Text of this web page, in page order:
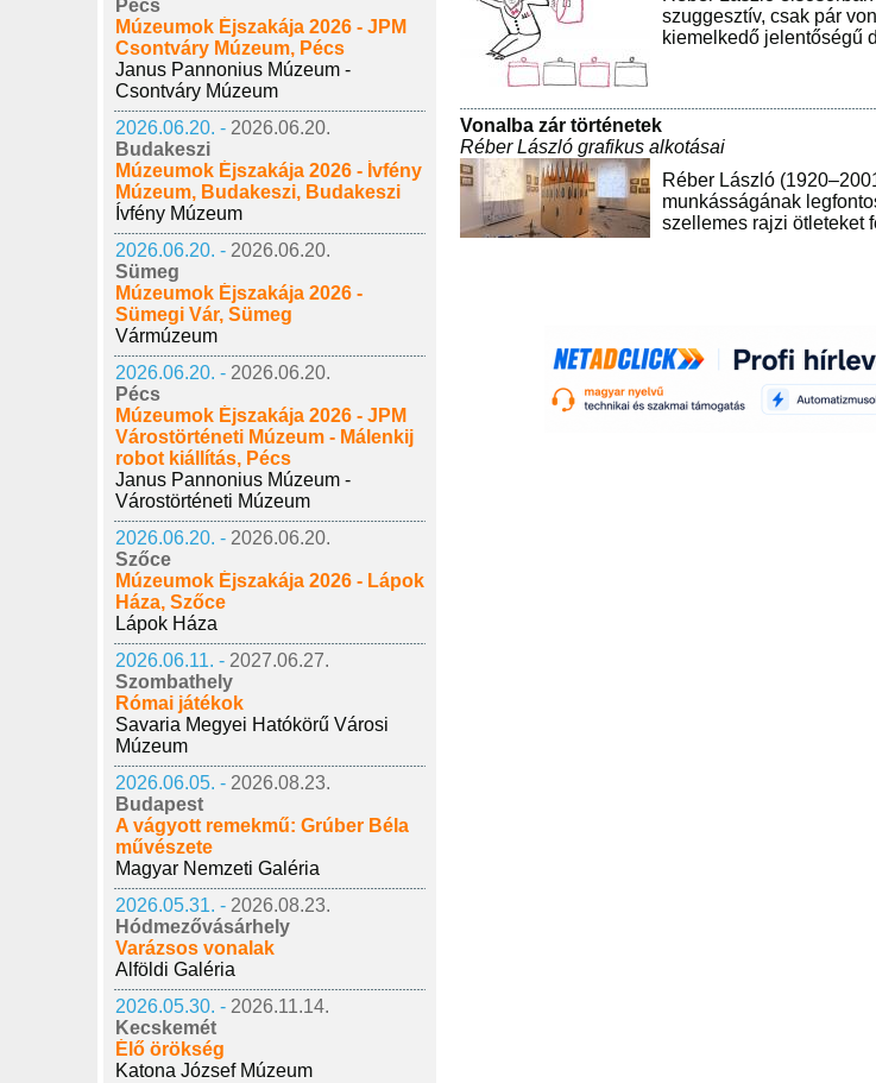
Pécs
Múzeumok Éjszakája 2026 - JPM
Csontváry Múzeum, Pécs
Janus Pannonius Múzeum -
Csontváry Múzeum
2026.06.20. - 2026.06.20.
Budakeszi
Múzeumok Éjszakája 2026 - Ívfény
Múzeum, Budakeszi, Budakeszi
Ívfény Múzeum
2026.06.20. - 2026.06.20.
Sümeg
Múzeumok Éjszakája 2026 -
Sümegi Vár, Sümeg
Vármúzeum
2026.06.20. - 2026.06.20.
Pécs
Múzeumok Éjszakája 2026 - JPM
Várostörténeti Múzeum - Málenkij
robot kiállítás, Pécs
Janus Pannonius Múzeum -
Várostörténeti Múzeum
2026.06.20. - 2026.06.20.
Szőce
Múzeumok Éjszakája 2026 - Lápok
Háza, Szőce
Lápok Háza
2026.06.11. - 2027.06.27.
Szombathely
Római játékok
Savaria Megyei Hatókörű Városi
Múzeum
2026.06.05. - 2026.08.23.
Budapest
A vágyott remekmű: Grúber Béla
művészete
Magyar Nemzeti Galéria
2026.05.31. - 2026.08.23.
Hódmezővásárhely
Varázsos vonalak
Alföldi Galéria
2026.05.30. - 2026.11.14.
Kecskemét
Élő örökség
Katona József Múzeum
szuggesztív, csak pár
kiemelkedő jelentőségű
Vonalba zár történetek
Réber László grafikus alkotásai
Réber László
munkásságának
szellemes rajzi ötleteket